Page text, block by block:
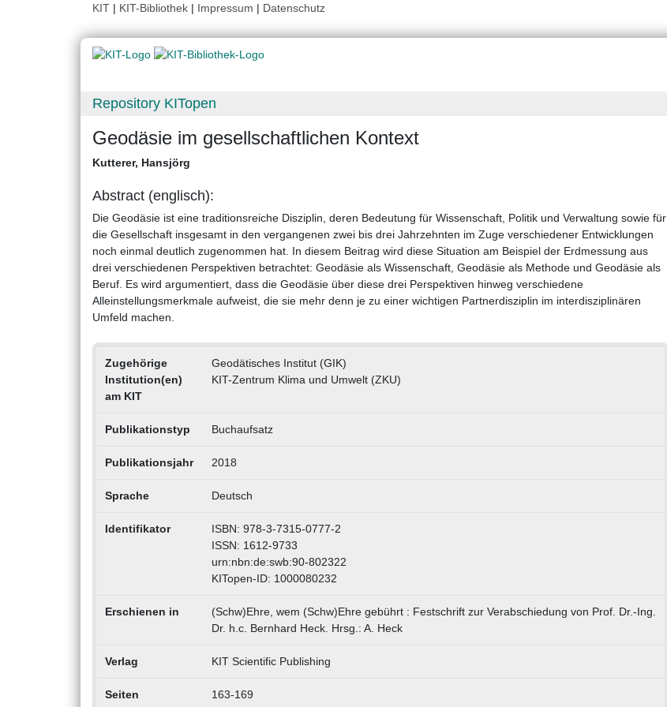
KIT | KIT-Bibliothek | Impressum | Datenschutz
Repository KITopen
Geodäsie im gesellschaftlichen Kontext
Kutterer, Hansjörg
Abstract (englisch):
Die Geodäsie ist eine traditionsreiche Disziplin, deren Bedeutung für Wissenschaft, Politik und Verwaltung sowie für
die Gesellschaft insgesamt in den vergangenen zwei bis drei Jahrzehnten im Zuge verschiedener Entwicklungen
noch einmal deutlich zugenommen hat. In diesem Beitrag wird diese Situation am Beispiel der Erdmessung aus
drei verschiedenen Perspektiven betrachtet: Geodäsie als Wissenschaft, Geodäsie als Methode und Geodäsie als
Beruf. Es wird argumentiert, dass die Geodäsie über diese drei Perspektiven hinweg verschiedene
Alleinstellungsmerkmale aufweist, die sie mehr denn je zu einer wichtigen Partnerdisziplin im interdisziplinären
Umfeld machen.
Zugehörige
Institution(en)
am KIT
Geodätisches Institut (GIK)
KIT-Zentrum Klima und Umwelt (ZKU)
Publikationstyp Buchaufsatz
Publikationsjahr 2018
Sprache Deutsch
Identifikator
ISBN: 978-3-7315-0777-2
ISSN: 1612-9733
urn:nbn:de:swb:90-802322
KITopen-ID: 1000080232
Erschienen in
(Schw)Ehre, wem (Schw)Ehre gebührt : Festschrift zur Verabschiedung von Prof. Dr.-Ing.
Dr. h.c. Bernhard Heck. Hrsg.: A. Heck
Verlag KIT Scientific Publishing
Seiten 163-169